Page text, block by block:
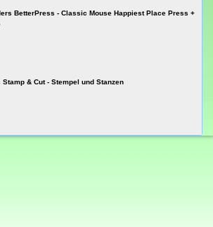
BetterPress - Classic Mouse Happiest Place Press +
Stamp & Cut - Stempel und Stanzen